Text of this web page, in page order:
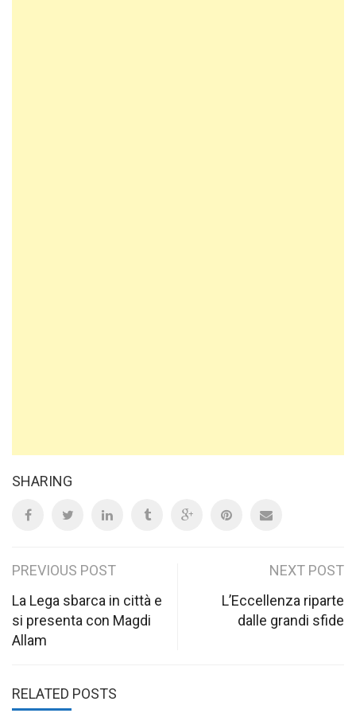
SHARING
Post
navigation
PREVIOUS POST
La Lega sbarca in città e
si presenta con Magdi
Allam
NEXT POST
L’Eccellenza riparte
dalle grandi sfide
RELATED POSTS